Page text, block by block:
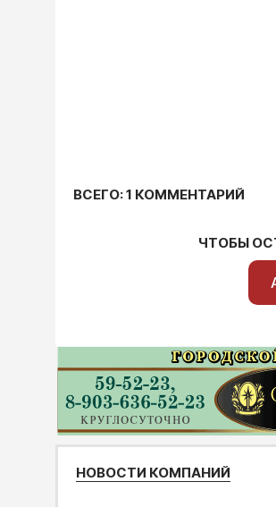
ВСЕГО: 1 КОММЕНТАРИЙ
ЧТОБЫ
НОВОСТИ КОМПАНИЙ